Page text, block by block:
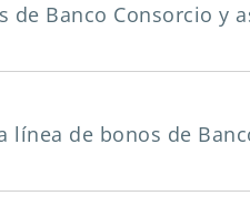
Banco Consorcio y
línea de bonos de